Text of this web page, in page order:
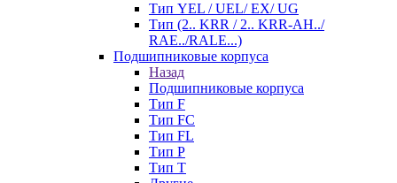
Тип YEL / UEL/ EX/ UG
Тип (2.. KRR / 2.. KRR-AH../
RAE../RALE...)
Подшипниковые корпуса
Назад
Подшипниковые корпуса
Тип F
Тип FC
Тип FL
Тип P
Тип T